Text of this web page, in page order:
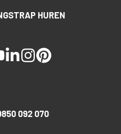
HUREN
youtube
linkedinstagram
pinterest
092 070